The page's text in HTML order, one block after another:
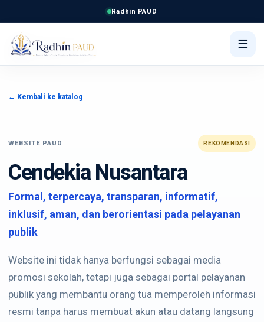
Radhin PAUD
☰
← Kembali ke katalog
WEBSITE PAUD REKOMENDASI
Cendekia Nusantara
Formal, terpercaya, transparan, informatif,
inklusif, aman, dan berorientasi pada pelayanan
publik
Website ini tidak hanya berfungsi sebagai media
promosi sekolah, tetapi juga sebagai portal pelayanan
publik yang membantu orang tua memperoleh informasi
resmi tanpa harus membuat akun atau datang langsung